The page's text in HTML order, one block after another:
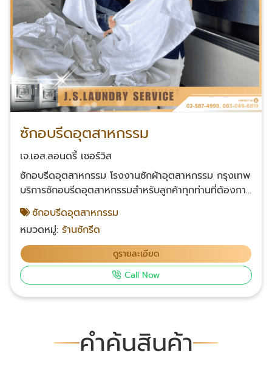
ซักอบรีดอุตสาหกรรม
เจ.เอส.ลอนดรี้ เซอร์วิส
ซักอบรีดอุตสาหกรรม โรงงานซักผ้าอุตสาหกรรม กรุงเทพ
บริการซักอบรีดอุตสาหกรรมสำหรับลูกค้าทุกท่านที่ต้องการ
บริการรับซักผ้าจำนวนมาก โดยเราให้บริการทั้งซัก อบ และ
รีดผ้าอุตสาหกรรมอย่างมืออาชีพและได้มาตรฐาน ด้วย
เครื่องซักอบรีดที่ทันสมัยและคุณภาพเยี่ยมที่สุด บริษัทของ
เรามีประสบการณ์ในการรับเหมาซักอบรีดอุตสาหกรรมมา
ยาวนาน และเราได้คว้าคุณภาพและศักยภาพที่แข็งแกร่งใน
การให้บริการ ด้วยทีมงานผู้เชี่ยวชาญที่เชี่ยวชาญในการ
ดูแลและการดำเนินงานในการซัก อบ และรีดผ้า
ซักอบรีดอุตสาหกรรม
หมวดหมู่:ร้านซักรีด
ดูรายละเอียด
Call Now
คำค้นสินค้า